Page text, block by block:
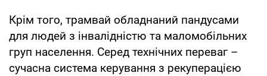
Крім того, трамвай обладнаний пандусами
для людей з інвалідністю та маломобільних
груп населення. Серед технічних переваг –
сучасна система керування з рекуперацією